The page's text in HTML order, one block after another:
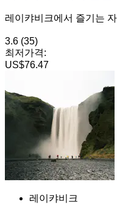
레이캬비크에서 즐기는
3.6 (35)
최저가격:
US$76.47
레이캬비크